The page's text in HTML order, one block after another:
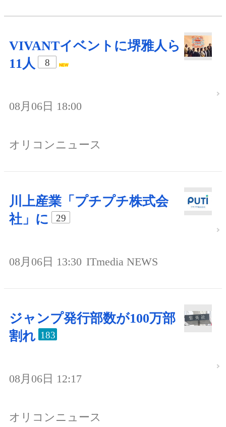
VIVANTイベントに堺雅人ら
11人
8
08月06日 18:00
オリコンニュース
川上産業「プチプチ株式会
社」に
29
08月06日 13:30 ITmedia NEWS
ジャンプ発行部数が100万部
割れ 183
08月06日 12:17
オリコンニュース